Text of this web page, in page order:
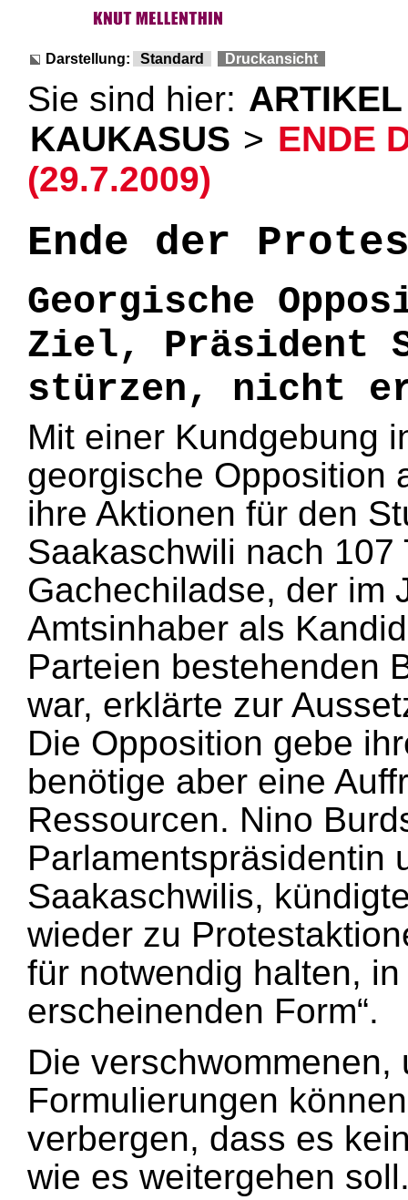
Darstellung: Standard Druckansicht
Sie sind hier: ARTIKEL
KAUKASUS > ENDE
(29.7.2009)
Ende der
Georgische
Ziel, Präsident
stürzen, nicht
Mit einer Kundgebung
georgische Opposition
ihre Aktionen für den
Saakaschwili nach
Gachechiladse, der im
Amtsinhaber als
Parteien bestehenden
war, erklärte zur
Die Opposition gebe
benötige aber eine
Ressourcen. Nino
Parlamentspräsidentin
Saakaschwilis,
wieder zu
für notwendig halten,
erscheinenden Form“.
Die verschwommenen,
Formulierungen
verbergen, dass es
wie es weitergehen